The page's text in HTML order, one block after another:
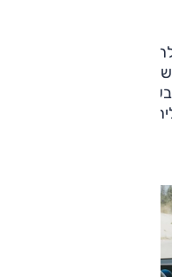
84 קוט"ש בשתי רמות אבזור: